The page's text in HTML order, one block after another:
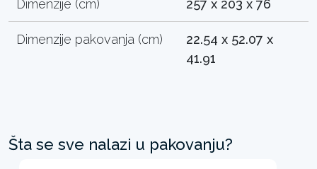
Dimenzije (cm) 257 x 203 x 76
Dimenzije pakovanja (cm)
22.54 x 52.07 x
41.91
Šta se sve nalazi u pakovanju?